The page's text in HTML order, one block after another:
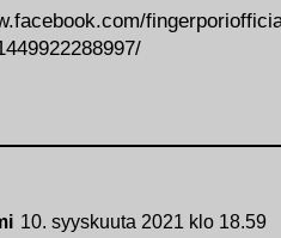
10. syyskuuta 2021 klo 18.59